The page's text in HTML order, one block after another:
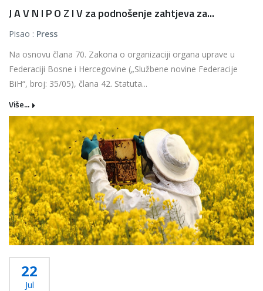
J A V N I P O Z I V za podnošenje zahtjeva za...
Pisao : Press
Na osnovu člana 70. Zakona o organizaciji organa uprave u
Federaciji Bosne i Hercegovine („Službene novine Federacije
BiH“, broj: 35/05), člana 42. Statuta...
Više...
22
Jul